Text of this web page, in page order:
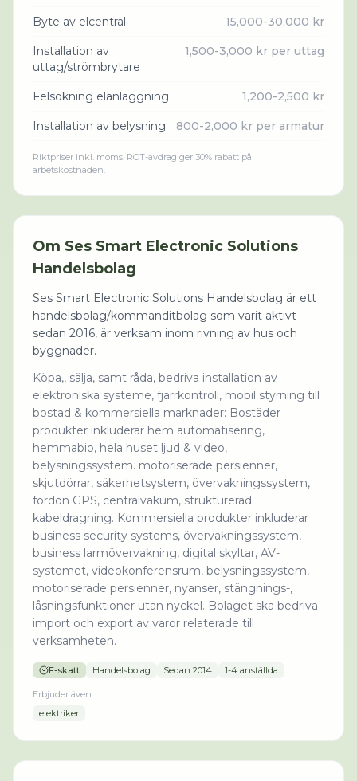
Byte av elcentral 15,000-30,000 kr
Installation av
uttag/strömbrytare
1,500-3,000 kr per uttag
Felsökning elanläggning 1,200-2,500 kr
Installation av belysning 800-2,000 kr per armatur
Riktpriser inkl. moms. ROT-avdrag ger 30% rabatt på
arbetskostnaden.
Om Ses Smart Electronic Solutions
Handelsbolag
Ses Smart Electronic Solutions Handelsbolag är ett
handelsbolag/kommanditbolag som varit aktivt
sedan 2016, är verksam inom rivning av hus och
byggnader.
Köpa,, sälja, samt råda, bedriva installation av
elektroniska systeme, fjärrkontroll, mobil styrning till
bostad & kommersiella marknader: Bostäder
produkter inkluderar hem automatisering,
hemmabio, hela huset ljud & video,
belysningssystem. motoriserade persienner,
skjutdörrar, säkerhetsystem, övervakningssystem,
fordon GPS, centralvakum, strukturerad
kabeldragning. Kommersiella produkter inkluderar
business security systems, övervakningssystem,
business larmövervakning, digital skyltar, AV-
systemet, videokonferensrum, belysningssystem,
motoriserade persienner, nyanser, stängnings-,
låsningsfunktioner utan nyckel. Bolaget ska bedriva
import och export av varor relaterade till
verksamheten.
F-skatt Handelsbolag Sedan 2014 1-4 anställda
Erbjuder även:
elektriker